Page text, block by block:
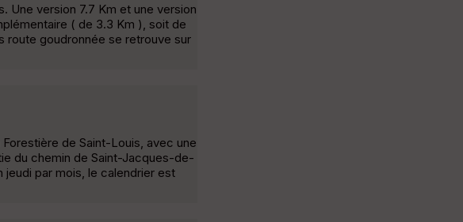
Une version 7.7 Km et une version
( de 3.3 Km ), soit de
route goudronnée se retrouve sur
de Saint-Louis, avec une
du chemin de Saint-Jacques-de-
par mois, le calendrier est